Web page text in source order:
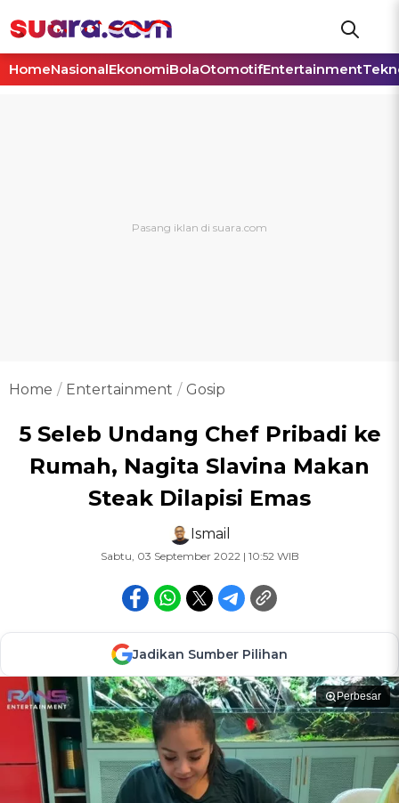
HomeNasionalEkonomiBolaOtomotifEntertainment
Home Entertainment Gosip
5 Seleb Undang Chef Pribadi ke
Rumah, Nagita Slavina Makan
Steak Dilapisi Emas
Ismail
Sabtu, 03 September 2022 | 10:52 WIB
Jadikan Sumber Pilihan
Perbesar